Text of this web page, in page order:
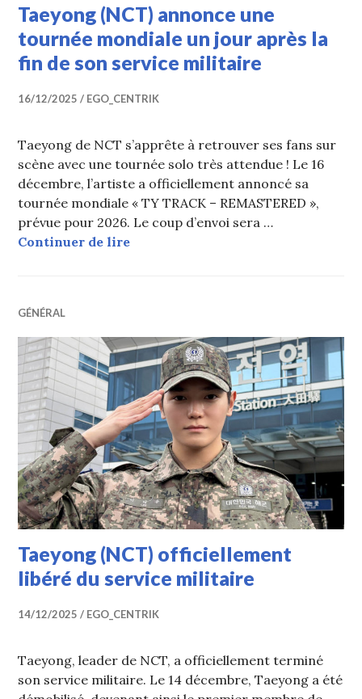
Taeyong (NCT) annonce une
tournée mondiale un jour après la
fin de son service militaire
16/12/2025 EGO_CENTRIK
Taeyong de NCT s’apprête à retrouver ses fans sur
scène avec une tournée solo très attendue ! Le 16
décembre, l’artiste a officiellement annoncé sa
tournée mondiale « TY TRACK – REMASTERED »,
prévue pour 2026. Le coup d’envoi sera …
Continuer de lireTaeyong (NCT) annonce une
GÉNÉRAL
Taeyong (NCT) officiellement
libéré du service militaire
14/12/2025 EGO_CENTRIK
Taeyong, leader de NCT, a officiellement terminé
son service militaire. Le 14 décembre, Taeyong a été